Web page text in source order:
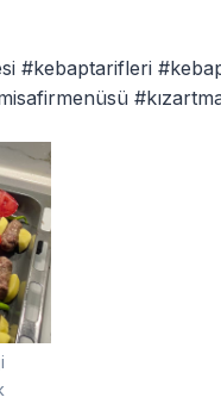
#kebaptarifleri